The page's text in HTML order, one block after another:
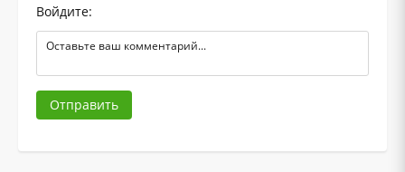
Войдите:
Отправить